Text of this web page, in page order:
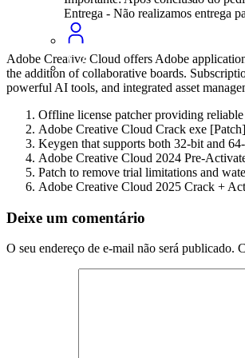
Entrega - Não realizamos entrega
Adobe Creative Cloud offers Adobe
the addition of collaborative boards.
powerful AI tools, and integrated asset
Offline license patcher providing reliable
Adobe Creative Cloud Crack exe
Keygen that supports both 32-bit and
Adobe Creative Cloud 2024 Pre-
Patch to remove trial limitations and
Adobe Creative Cloud 2025 Crack +
Deixe um comentário
O seu endereço de e-mail não será publicado.